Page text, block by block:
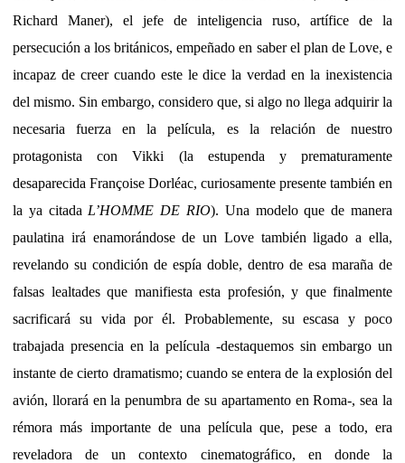
Richard Maner), el jefe de inteligencia ruso, artífice de la
persecución a los británicos, empeñado en saber el plan de Love, e
incapaz de creer cuando este le dice la verdad en la inexistencia
del mismo. Sin embargo, considero que, si algo no llega adquirir la
necesaria fuerza en la película, es la relación de nuestro
protagonista con Vikki (la estupenda y prematuramente
desaparecida Françoise Dorléac, curiosamente presente también en
la ya citada L’HOMME DE RIO). Una modelo que de manera
paulatina irá enamorándose de un Love también ligado a ella,
revelando su condición de espía doble, dentro de esa maraña de
falsas lealtades que manifiesta esta profesión, y que finalmente
sacrificará su vida por él. Probablemente, su escasa y poco
trabajada presencia en la película -destaquemos sin embargo un
instante de cierto dramatismo; cuando se entera de la explosión del
avión, llorará en la penumbra de su apartamento en Roma-, sea la
rémora más importante de una película que, pese a todo, era
reveladora de un contexto cinematográfico, en donde la